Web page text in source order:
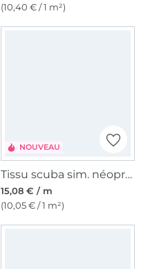
(10,40 € / 1 m²)
NOUVEAU
Tissu scuba sim. néoprène Peach Touch vintage flowers, orange
15,08 € / m
(10,05 € / 1 m²)